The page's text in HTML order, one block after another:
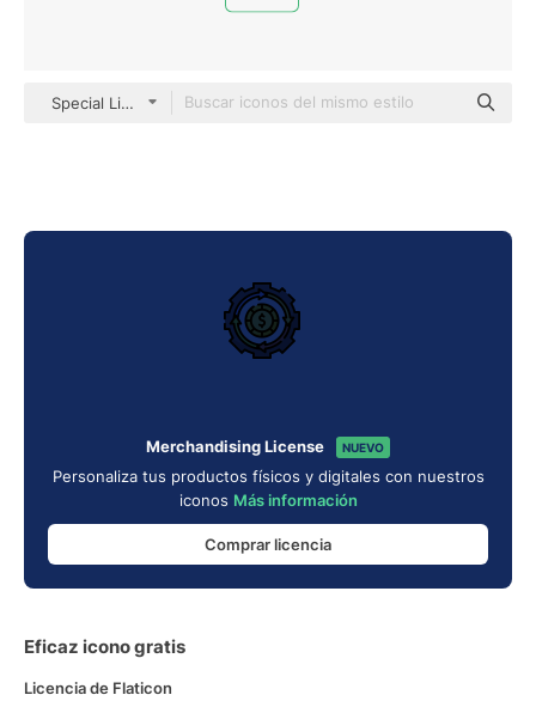
Special Lineal color
Merchandising License NUEVO
Personaliza tus productos físicos y digitales con nuestros
iconos Más información
Comprar licencia
Eficaz icono gratis
Licencia de Flaticon